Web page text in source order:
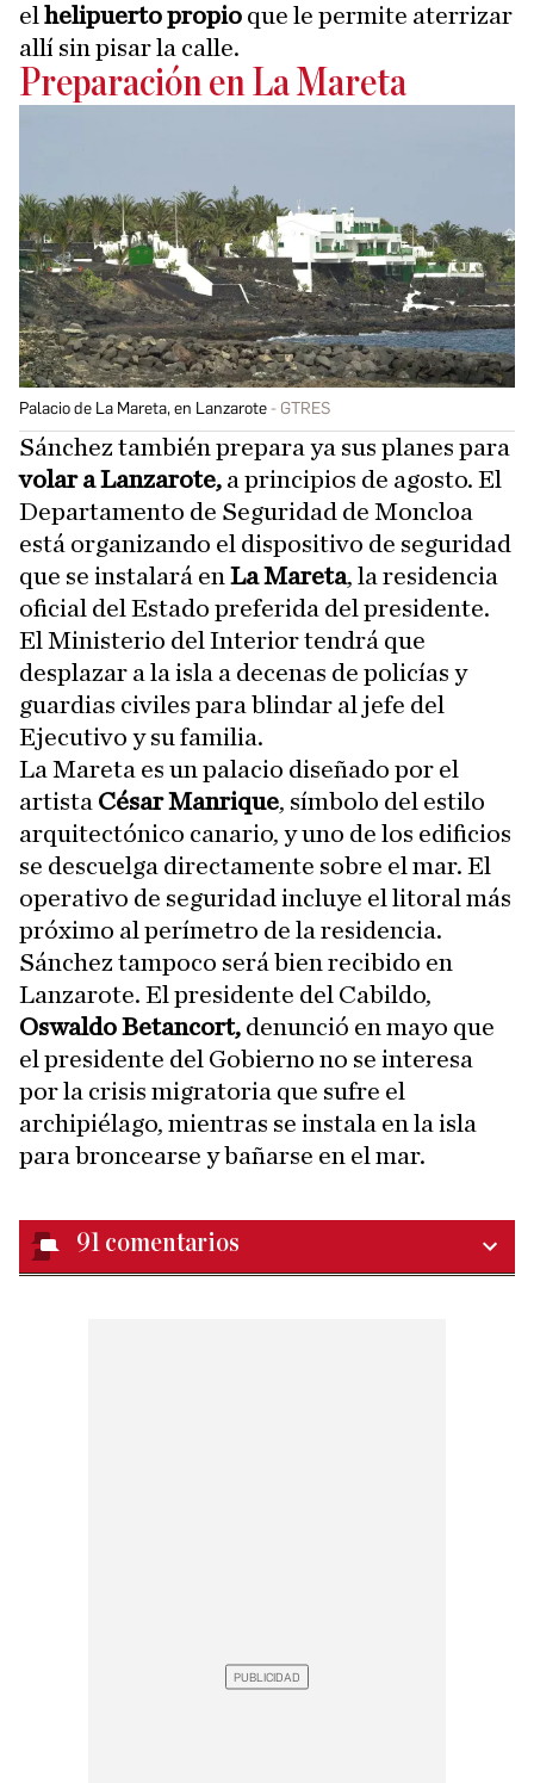
el helipuerto propio que le permite aterrizar
allí sin pisar la calle.
Preparación en La Mareta
Palacio de La Mareta, en Lanzarote GTRES
Sánchez también prepara ya sus planes para
volar a Lanzarote, a principios de agosto. El
Departamento de Seguridad de Moncloa
está organizando el dispositivo de seguridad
que se instalará en La Mareta, la residencia
oficial del Estado preferida del presidente.
El Ministerio del Interior tendrá que
desplazar a la isla a decenas de policías y
guardias civiles para blindar al jefe del
Ejecutivo y su familia.
La Mareta es un palacio diseñado por el
artista César Manrique, símbolo del estilo
arquitectónico canario, y uno de los edificios
se descuelga directamente sobre el mar. El
operativo de seguridad incluye el litoral más
próximo al perímetro de la residencia.
Sánchez tampoco será bien recibido en
Lanzarote. El presidente del Cabildo,
Oswaldo Betancort, denunció en mayo que
el presidente del Gobierno no se interesa
por la crisis migratoria que sufre el
archipiélago, mientras se instala en la isla
para broncearse y bañarse en el mar.
91 comentarios